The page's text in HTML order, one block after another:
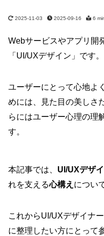
2025-11-03 2025-09-16 6
Webサービスやアプリ開
「UI/UXデザイン」です。
ユーザーにとって心地よ
めには、見た目の美しさ
らにはユーザー心理の理
す。
本記事では、 UI/UXデザ
れを支える心構え につい
これからUI/UXデザイナ
に整理したい方にとって